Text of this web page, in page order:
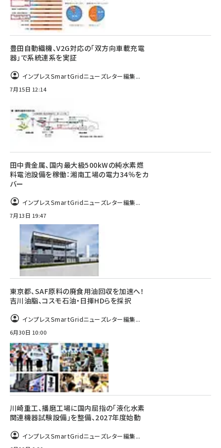
豊田自動織機、V2G対応の「双方向車載充電
器」で系統連系を実証
インプレスSmartGridニューズレター編集...
7月15日 12:14
田中貴金属、国内最大級500kWの純水素燃
料電池設備を稼働：湘南工場の電力34％をカ
バー
インプレスSmartGridニューズレター編集...
7月13日 19:47
東京都、SAF原料の廃食用油回収を加速へ！
吉川油脂、コスモ石油・日揮HDらを採択
インプレスSmartGridニューズレター編集...
6月30日 10:00
川崎重工、播磨工場に国内屈指の「液化水素
関連機器試験設備」を整備、2027年度始動
インプレスSmartGridニューズレター編集...